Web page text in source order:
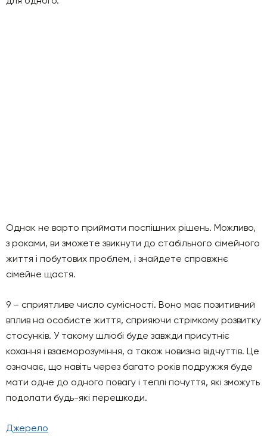
Однак не варто приймати поспішних рішень. Можливо,
з роками, ви зможете звикнути до стабільного сімейного
життя і побутових проблем, і знайдете справжнє
сімейне щастя.
9 – сприятливе число сумісності. Воно має позитивний
вплив на особисте життя, сприяючи стрімкому розвитку
стосунків. У такому шлюбі буде завжди присутніє
кохання і взаєморозуміння, а також новизна відчуттів. Це
означає, що навіть через багато років подружжя буде
мати одне до одного повагу і теплі почуття, які зможуть
подолати будь-які перешкоди.
Джерело